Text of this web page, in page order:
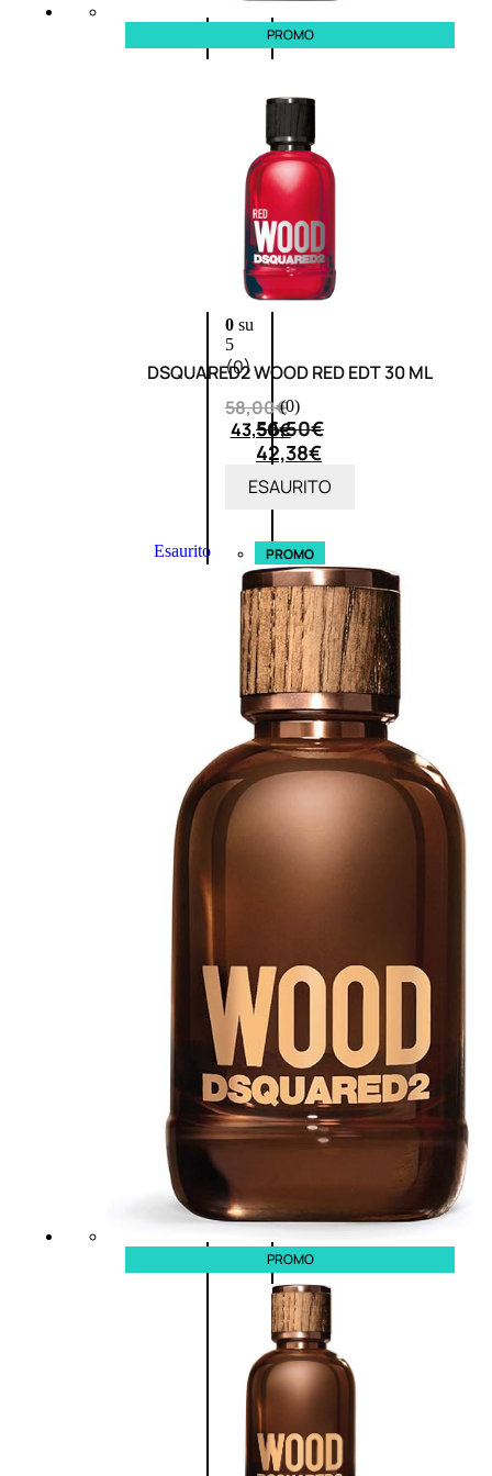
Fragranze
Nature
Donna
L’OCCITANE
EDT
FIORI
DI
Valutato
0su
5
(0)
58,00€
43,50€
ESAURITO
Esaurito PROMO
Fragranze
Nature
Donna
L’OCCITANE
5
(0)
58,00
43,50€
ESAURITO
Aggiungi
carrello
Fragranze
Nature
Donna
L’OCCITANE
PROMO
DSQUARED2 WOOD RED EDT 30 ML
(0)
56,50€
42,38€
ESAURITO
PROMO